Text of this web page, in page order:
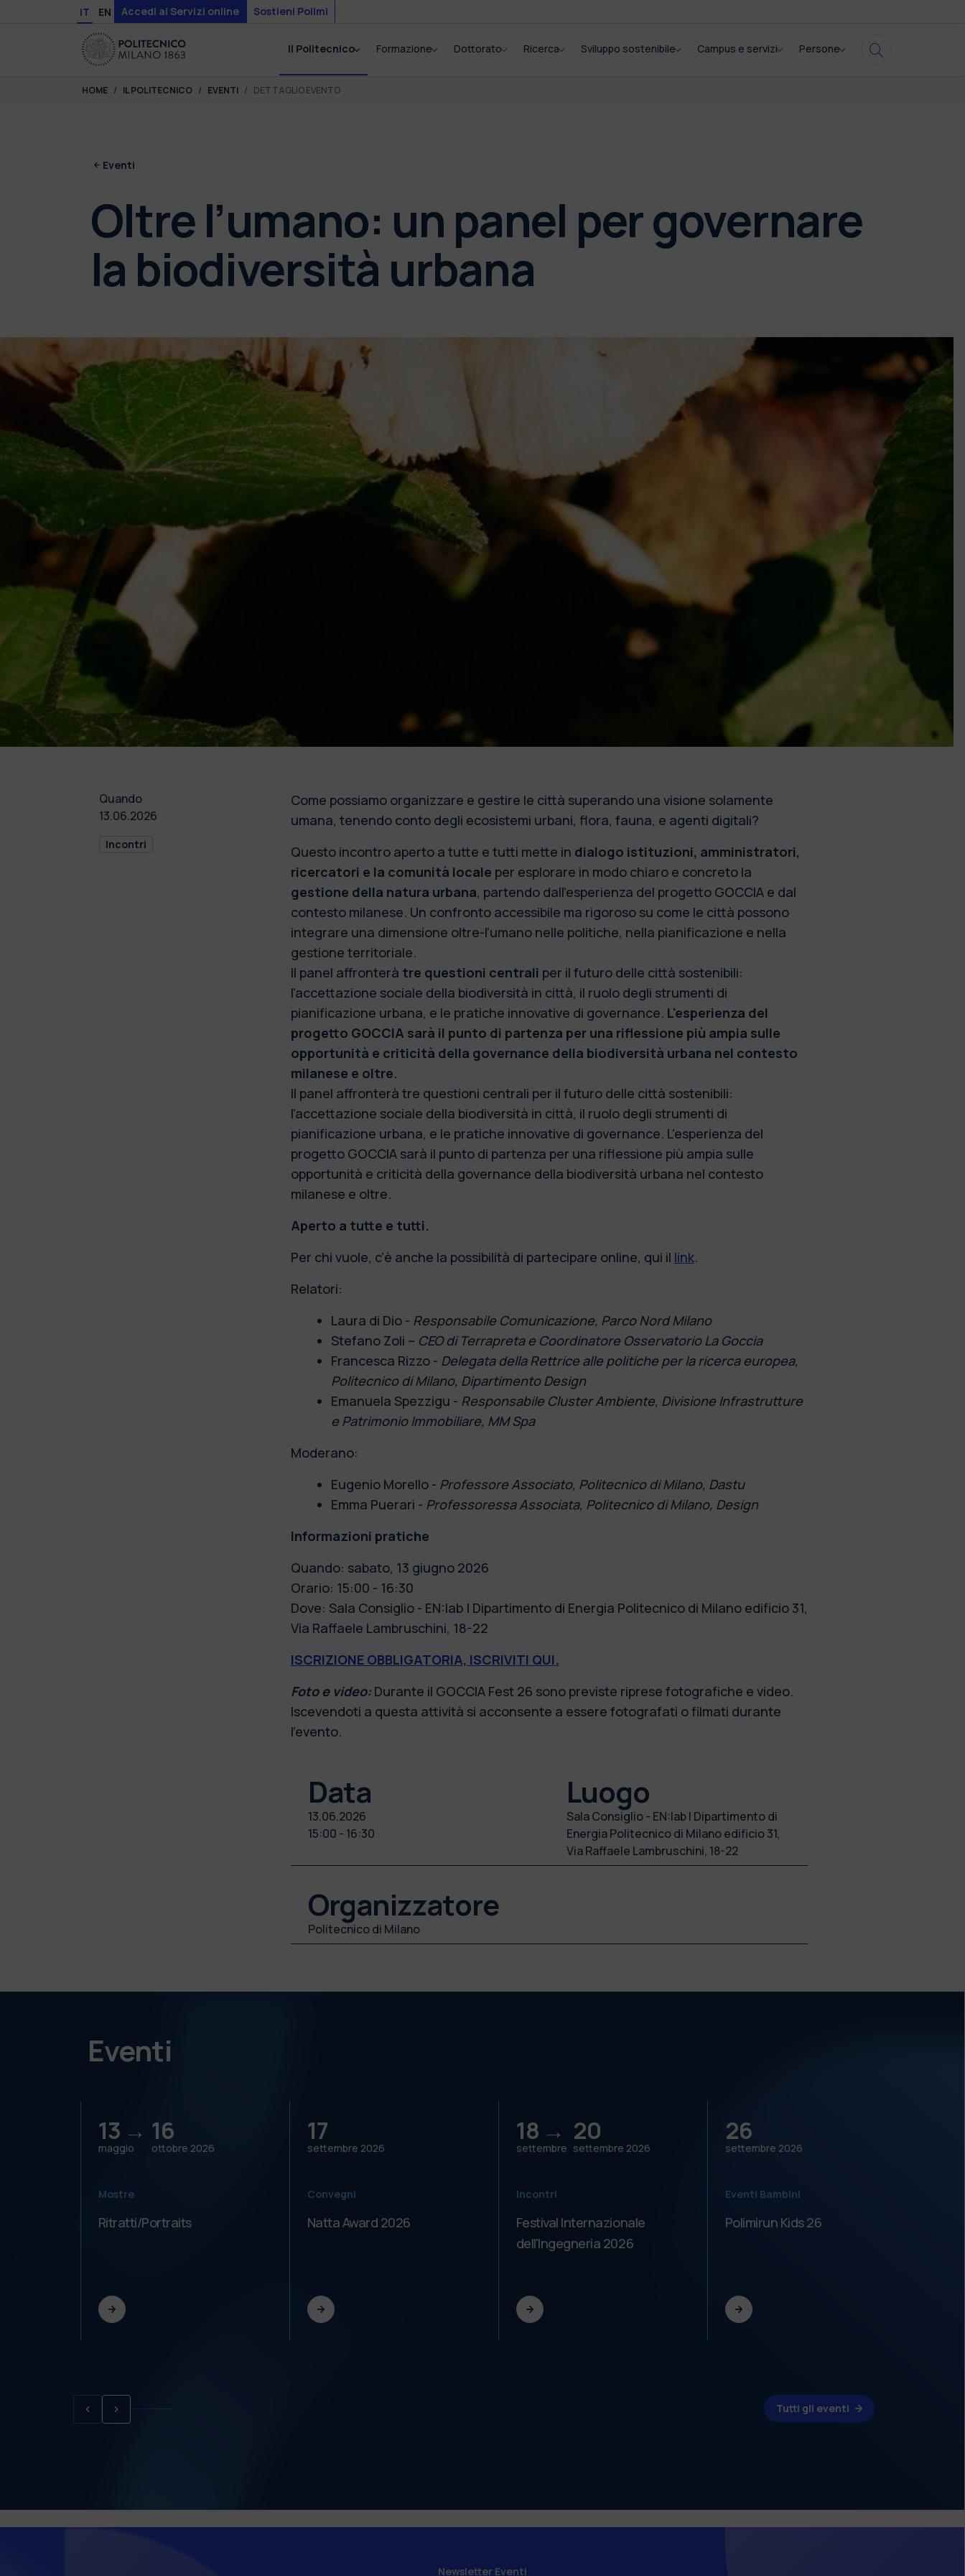
Skip to main content
Skip to page footer
IT EN Accedi ai Servizi online Sostieni Polimi
Il Politecnico Formazione Dottorato Ricerca Sviluppo sostenibile Campus e servizi Persone
You are here:
HOME IL POLITECNICO EVENTI DETTAGLIO EVENTO
Eventi
Oltre l’umano: un panel per governare
la biodiversità urbana
Quando
13.06.2026
Incontri
Come possiamo organizzare e gestire le città superando una visione solamente
umana, tenendo conto degli ecosistemi urbani, flora, fauna, e agenti digitali?
Questo incontro aperto a tutte e tutti mette in dialogo istituzioni, amministratori,
ricercatori e la comunità locale per esplorare in modo chiaro e concreto la
gestione della natura urbana, partendo dall'esperienza del progetto GOCCIA e dal
contesto milanese. Un confronto accessibile ma rigoroso su come le città possono
integrare una dimensione oltre-l’umano nelle politiche, nella pianificazione e nella
gestione territoriale.
Il panel affronterà tre questioni centrali per il futuro delle città sostenibili:
l'accettazione sociale della biodiversità in città, il ruolo degli strumenti di
pianificazione urbana, e le pratiche innovative di governance. L'esperienza del
progetto GOCCIA sarà il punto di partenza per una riflessione più ampia sulle
opportunità e criticità della governance della biodiversità urbana nel contesto
milanese e oltre.
Il panel affronterà tre questioni centrali per il futuro delle città sostenibili:
l'accettazione sociale della biodiversità in città, il ruolo degli strumenti di
pianificazione urbana, e le pratiche innovative di governance. L'esperienza del
progetto GOCCIA sarà il punto di partenza per una riflessione più ampia sulle
opportunità e criticità della governance della biodiversità urbana nel contesto
milanese e oltre.
Aperto a tutte e tutti.
Per chi vuole, c’è anche la possibilità di partecipare online, qui il link.
Relatori:
Laura di Dio - Responsabile Comunicazione, Parco Nord Milano
Stefano Zoli – CEO di Terrapreta e Coordinatore Osservatorio La Goccia
Francesca Rizzo - Delegata della Rettrice alle politiche per la ricerca europea,
Politecnico di Milano, Dipartimento Design
Emanuela Spezzigu - Responsabile Cluster Ambiente, Divisione Infrastrutture
e Patrimonio Immobiliare, MM Spa
Moderano:
Eugenio Morello - Professore Associato, Politecnico di Milano, Dastu
Emma Puerari - Professoressa Associata, Politecnico di Milano, Design
Informazioni pratiche
Quando: sabato, 13 giugno 2026
Orario: 15:00 - 16:30
Dove: Sala Consiglio - EN:lab | Dipartimento di Energia Politecnico di Milano edificio 31,
Via Raffaele Lambruschini, 18-22
ISCRIZIONE OBBLIGATORIA, ISCRIVITI QUI.
Foto e video:Durante il GOCCIA Fest 26 sono previste riprese fotografiche e video.
Iscevendoti a questa attività si acconsente a essere fotografati o filmati durante
l'evento.
Data
13.06.2026
15:00 - 16:30
Luogo
Sala Consiglio - EN:lab | Dipartimento di
Energia Politecnico di Milano edificio 31,
Via Raffaele Lambruschini, 18-22
Organizzatore
Politecnico di Milano
Eventi
13 →
maggio
16
ottobre 2026
Mostre
Ritratti/Portraits
17
settembre 2026
Convegni
Natta Award 2026
18 →
settembre
20
settembre 2026
Incontri
Festival Internazionale
dell'Ingegneria 2026
26
settembre 2026
Eventi Bambini
Polimirun Kids 26
Tutti gli eventi
Newsletter Eventi